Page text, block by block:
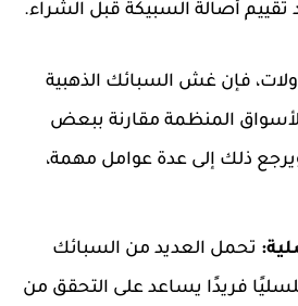
أصالة السبيكة قبل الشراء.
فإن غش السبائك الذهبية
المنظمة مقارنة ببعض
ذلك إلى عدة عوامل مهمة،
تحمل العديد من السبائك
فريدًا يساعد على التحقق من